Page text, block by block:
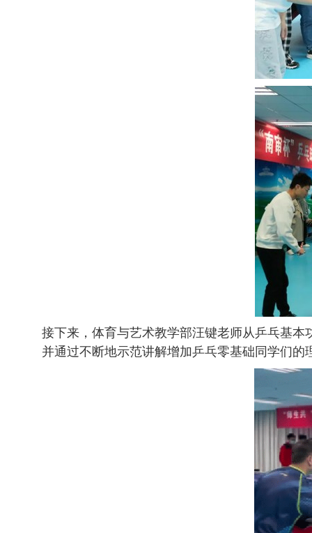
接下来，体育与艺术教学部汪键老师从乒乓基
并通过不断地示范讲解增加乒乓零基础同学们